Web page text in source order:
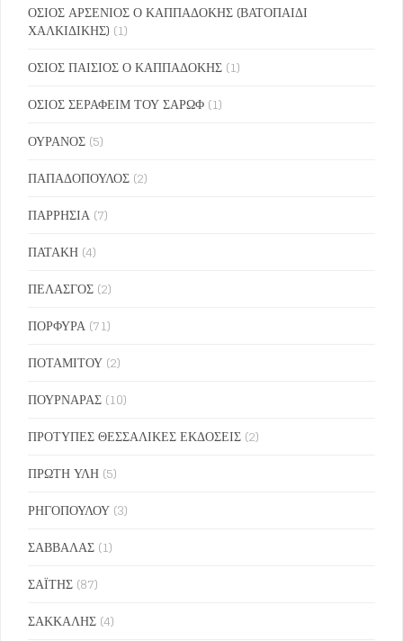
ΟΣΙΟΣ ΑΡΣΕΝΙΟΣ Ο ΚΑΠΠΑΔΟΚΗΣ (ΒΑΤΟΠΑΙΔΙ
ΧΑΛΚΙΔΙΚΗΣ) (1)
ΟΣΙΟΣ ΠΑΙΣΙΟΣ Ο ΚΑΠΠΑΔΟΚΗΣ (1)
ΟΣΙΟΣ ΣΕΡΑΦΕΙΜ ΤΟΥ ΣΑΡΩΦ (1)
ΟΥΡΑΝΟΣ (5)
ΠΑΠΑΔΟΠΟΥΛΟΣ (2)
ΠΑΡΡΗΣΙΑ (7)
ΠΑΤΑΚΗ (4)
ΠΕΛΑΣΓΟΣ (2)
ΠΟΡΦΥΡΑ (71)
ΠΟΤΑΜΙΤΟΥ (2)
ΠΟΥΡΝΑΡΑΣ (10)
ΠΡΟΤΥΠΕΣ ΘΕΣΣΑΛΙΚΕΣ ΕΚΔΟΣΕΙΣ (2)
ΠΡΩΤΗ ΥΛΗ (5)
ΡΗΓΟΠΟΥΛΟΥ (3)
ΣΑΒΒΑΛΑΣ (1)
ΣΑΪΤΗΣ (87)
ΣΑΚΚΑΛΗΣ (4)